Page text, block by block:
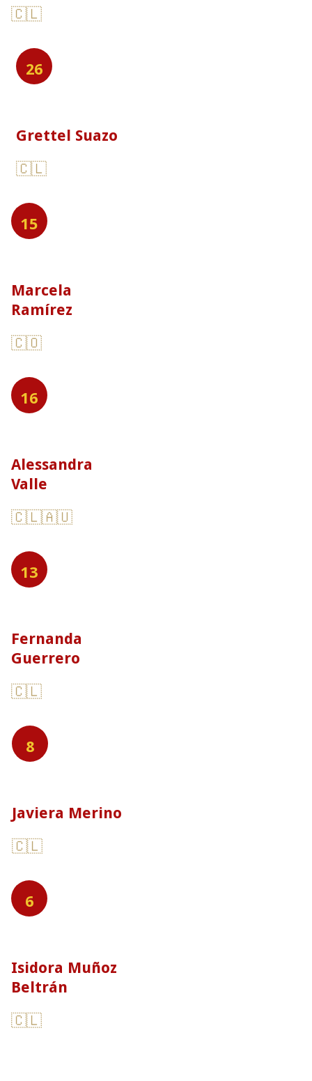
🇨🇱
26
Grettel Suazo
🇨🇱
15
Marcela
Ramírez
🇨🇴
16
Alessandra
Valle
🇨🇱🇦🇺
13
Fernanda
Guerrero
🇨🇱
8
Javiera Merino
🇨🇱
6
Isidora Muñoz
Beltrán
🇨🇱